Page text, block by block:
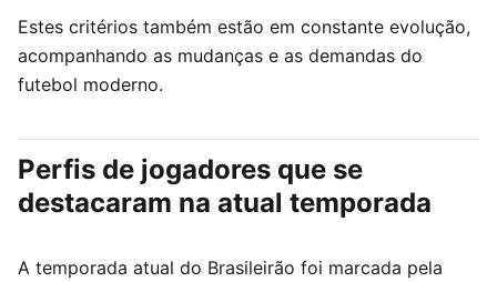
Estes critérios também estão em constante evolução,
acompanhando as mudanças e as demandas do
futebol moderno.
Perfis de jogadores que se
destacaram na atual temporada
A temporada atual do Brasileirão foi marcada pela